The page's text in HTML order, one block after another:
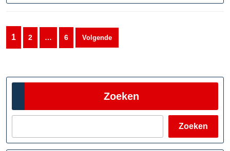
Berichten
paginering
1 2 … 6 Volgende
Zoeken
Zoeken